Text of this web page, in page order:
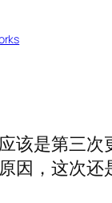
该是第三次
因，这次还